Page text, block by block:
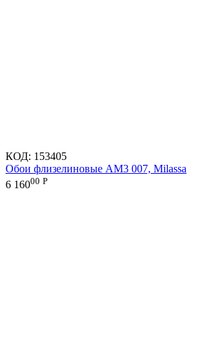
КОД: 153405
Обои флизелиновые AM3 007, Milassa
6 16000 Р